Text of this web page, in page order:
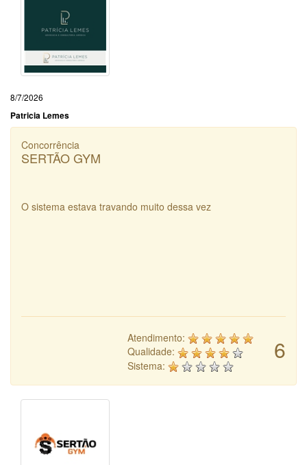
8/7/2026
Patricia Lemes
Concorrência
SERTÃO GYM
O sistema estava travando muito dessa vez
6
Atendimento:
Qualidade:
Sistema: